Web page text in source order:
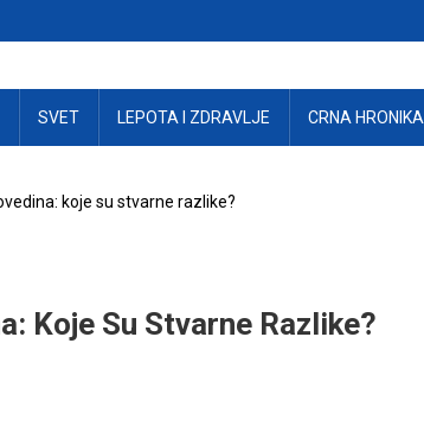
SVET LEPOTA I ZDRAVLJE CRNA HRONIKA
koje su stvarne razlike?
Koje Su Stvarne Razlike?